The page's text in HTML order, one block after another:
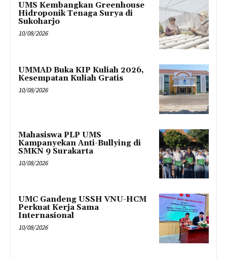
UMS Kembangkan Greenhouse
Hidroponik Tenaga Surya di
Sukoharjo
10/08/2026
UMMAD Buka KIP Kuliah 2026,
Kesempatan Kuliah Gratis
10/08/2026
Mahasiswa PLP UMS
Kampanyekan Anti-Bullying di
SMKN 9 Surakarta
10/08/2026
UMC Gandeng USSH VNU-HCM
Perkuat Kerja Sama
Internasional
10/08/2026